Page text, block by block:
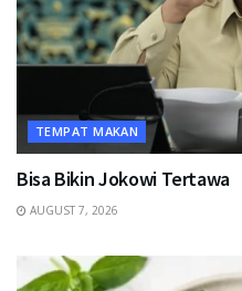
TEMPAT MAKAN
Bisa Bikin Jokowi Tertawa
AUGUST 7, 2026